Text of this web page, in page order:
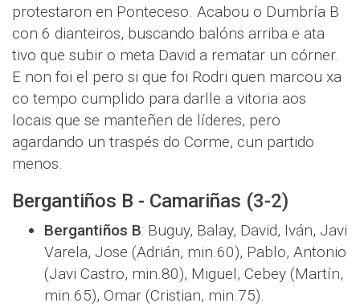
protestaron en Ponteceso. Acabou o Dumbría B
con 6 dianteiros, buscando balóns arriba e ata
tivo que subir o meta David a rematar un córner.
E non foi el pero si que foi Rodri quen marcou xa
co tempo cumplido para darlle a vitoria aos
locais que se manteñen de líderes, pero
agardando un traspés do Corme, cun partido
menos.
Bergantiños B - Camariñas (3-2)
Bergantiños B: Buguy, Balay, David, Iván, Javi
Varela, Jose (Adrián, min.60), Pablo, Antonio
(Javi Castro, min.80), Miguel, Cebey (Martín,
min.65), Omar (Cristian, min.75).